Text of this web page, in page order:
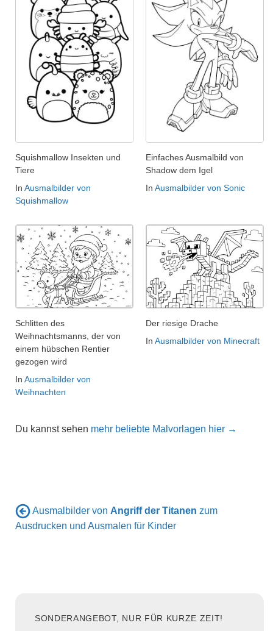
Squishmallow Insekten und
Tiere
In Ausmalbilder von
Squishmallow
Einfaches Ausmalbild von
Shadow dem Igel
In Ausmalbilder von Sonic
Schlitten des
Weihnachtsmanns, der von
einem hübschen Rentier
gezogen wird
In Ausmalbilder von
Weihnachten
Der riesige Drache
In Ausmalbilder von Minecraft
Du kannst sehen mehr beliebte Malvorlagen hier →
Ausmalbilder von Angriff der Titanen zum
Ausdrucken und Ausmalen für Kinder
SONDERANGEBOT, NUR FÜR KURZE ZEIT!